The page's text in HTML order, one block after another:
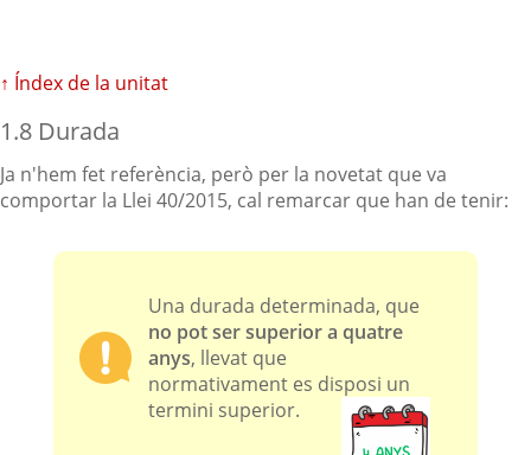
↑ Índex de la unitat
1.8 Durada
Ja n'hem fet referència, però per la novetat que va
comportar la Llei 40/2015, cal remarcar que han de tenir:
Una durada determinada, que
no pot ser superior a quatre
anys, llevat que
normativament es disposi un
termini superior.